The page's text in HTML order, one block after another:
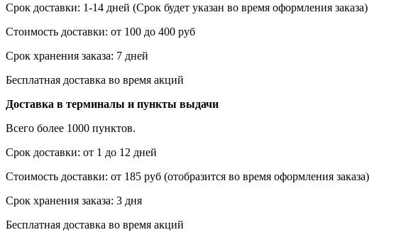
Срок доставки: 1-14 дней (Срок будет указан во время оформления заказа)
Стоимость доставки: от 100 до 400 руб
Срок хранения заказа: 7 дней
Бесплатная доставка во время акций
Доставка в терминалы и пункты выдачи
Всего более 1000 пунктов.
Срок доставки: от 1 до 12 дней
Стоимость доставки: от 185 руб (отобразится во время оформления заказа)
Срок хранения заказа: 3 дня
Бесплатная доставка во время акций